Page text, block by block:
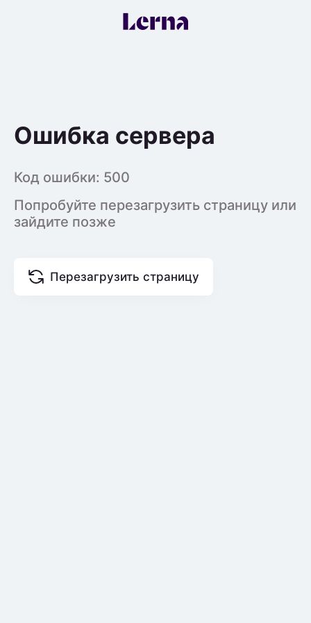
Ошибка сервера
Код ошибки: 500
Попробуйте перезагрузить страницу или
зайдите позже
Перезагрузить страницу